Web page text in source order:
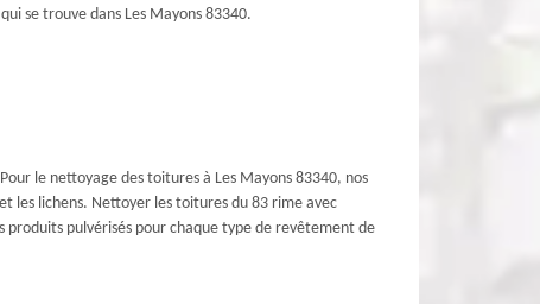
se trouve dans Les Mayons 83340.
le nettoyage des toitures à Les Mayons 83340, nos
les lichens. Nettoyer les toitures du 83 rime avec
pulvérisés pour chaque type de revêtement de